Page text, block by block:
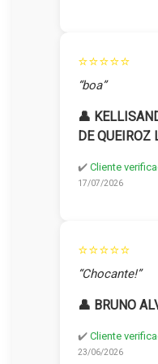
⭐⭐⭐⭐⭐
“boa”
👤
DE QUEIROZ
✔️ Cliente
17/07/2026
⭐⭐⭐⭐⭐
“Chocante!”
👤 BRUNO
✔️ Cliente
23/06/2026